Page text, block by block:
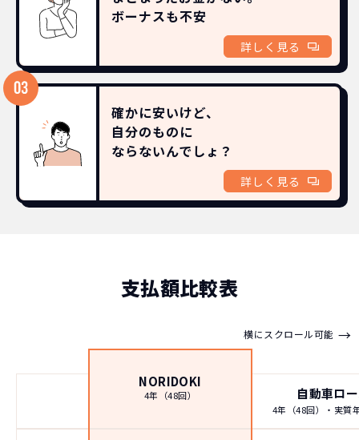
ボーナスも不安
詳しく見る
確かに安いけど、
自分のものに
ならないんでしょ？
詳しく見る
支払額比較表
横にスクロール可能 →
NORIDOKI
4年（48回） 自動車ロ
4年（48回）・実質